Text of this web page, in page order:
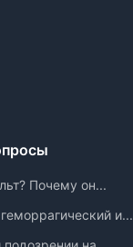
Почему он...
и...